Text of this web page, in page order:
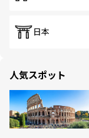
日本
人気スポット